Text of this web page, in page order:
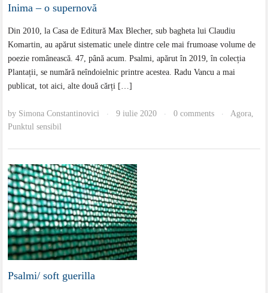
Inima – o supernovă
Din 2010, la Casa de Editură Max Blecher, sub bagheta lui Claudiu
Komartin, au apărut sistematic unele dintre cele mai frumoase volume de
poezie românească. 47, până acum. Psalmi, apărut în 2019, în colecția
Plantații, se numără neîndoielnic printre acestea. Radu Vancu a mai
publicat, tot aici, alte două cărți […]
by Simona Constantinovici · 9 iulie 2020 · 0 comments · Agora
Punktul sensibil
Psalmi/ soft guerilla